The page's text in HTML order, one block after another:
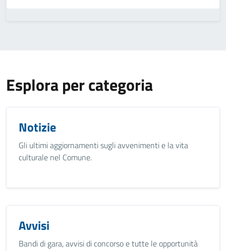
Esplora per categoria
Notizie
Gli ultimi aggiornamenti sugli avvenimenti e la vita
culturale nel Comune.
Avvisi
Bandi di gara, avvisi di concorso e tutte le opportunità